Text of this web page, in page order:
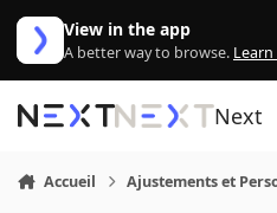
Aller au contenu
View in the app
A better way to browse.
Next
Accueil Ajustements et